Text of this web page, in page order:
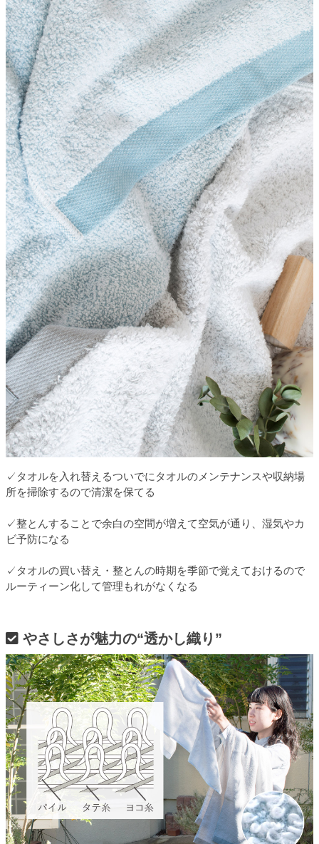
✓タオルを入れ替えるついでにタオルのメンテナンスや収納場
所を掃除するので清潔を保てる
✓整とんすることで余白の空間が増えて空気が通り、湿気やカ
ビ予防になる
✓タオルの買い替え・整とんの時期を季節で覚えておけるので
ルーティーン化して管理もれがなくなる
やさしさが魅力の“透かし織り”